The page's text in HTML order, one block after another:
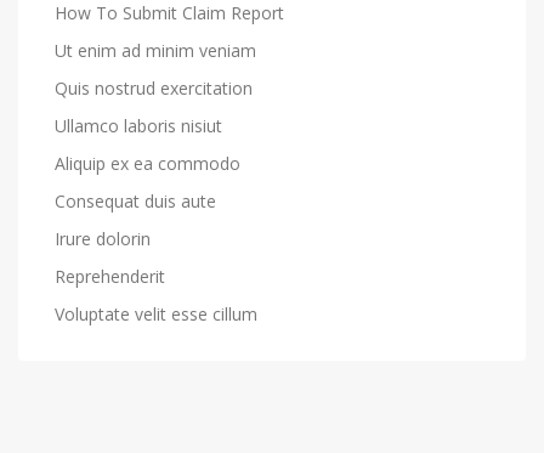
How To Submit Claim Report
Ut enim ad minim veniam
Quis nostrud exercitation
Ullamco laboris nisiut
Aliquip ex ea commodo
Consequat duis aute
Irure dolorin
Reprehenderit
Voluptate velit esse cillum